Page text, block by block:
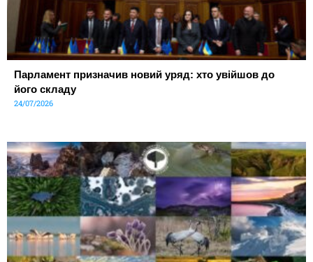
Парламент призначив новий уряд: хто увійшов до
його складу
24/07/2026